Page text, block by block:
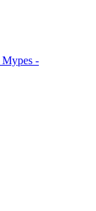
Mypes -